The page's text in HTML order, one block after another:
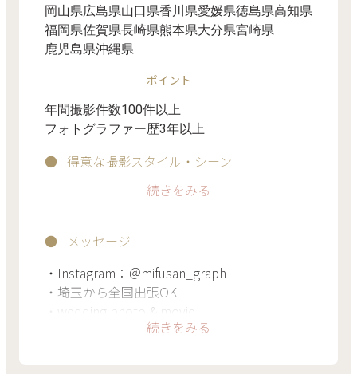
岡山県広島県山口県香川県愛媛県徳島県高知県
福岡県佐賀県長崎県熊本県大分県宮崎県
鹿児島県沖縄県
ポイント
年間撮影件数100件以上
フォトグラファー歴3年以上
得意な撮影スタイル・シーン
自然、公園、街並み続きをみる
メッセージ
・Instagram：＠mifusan_graph
・埼玉から全国出張OK
・wedding photo & movie
・前撮り/ 家族 / 七五三 / 恋人 / お宮参りetc...
続きをみる